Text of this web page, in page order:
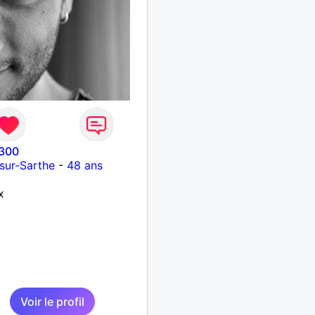
Sarthe - 48 ans
Voir le profil